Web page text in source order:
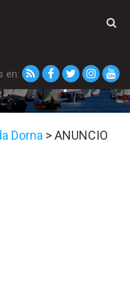
en:
Dorna >ANUNCIO